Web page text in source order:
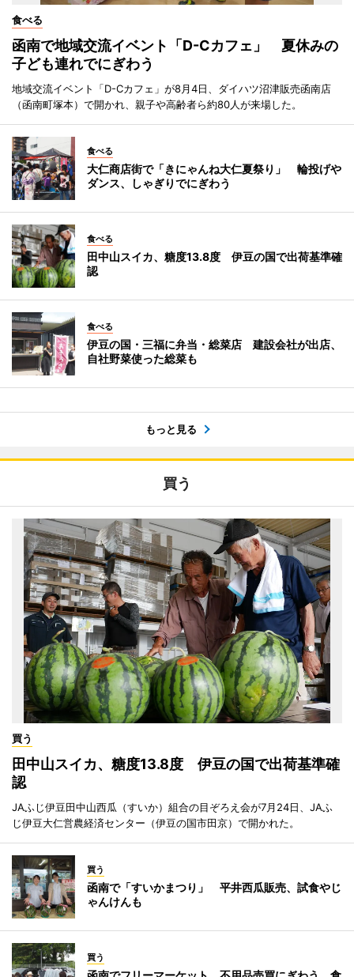
食べる
函南で地域交流イベント「D-Cカフェ」 夏休みの
子ども連れでにぎわう
地域交流イベント「D-Cカフェ」が8月4日、ダイハツ沼津販売函南店
（函南町塚本）で開かれ、親子や高齢者ら約80人が来場した。
食べる
大仁商店街で「きにゃんね大仁夏祭り」 輪投げや
ダンス、しゃぎりでにぎわう
食べる
田中山スイカ、糖度13.8度 伊豆の国で出荷基準確
認
食べる
伊豆の国・三福に弁当・総菜店 建設会社が出店、
自社野菜使った総菜も
もっと見る
買う
買う
田中山スイカ、糖度13.8度 伊豆の国で出荷基準確
認
JAふじ伊豆田中山西瓜（すいか）組合の目ぞろえ会が7月24日、JAふ
じ伊豆大仁営農経済センター（伊豆の国市田京）で開かれた。
買う
函南で「すいかまつり」 平井西瓜販売、試食やじ
ゃんけんも
買う